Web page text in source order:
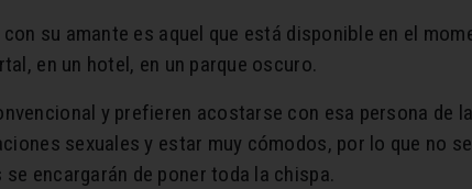
con su amante es aquel que está disponible en el
en un hotel, en un parque oscuro.
y prefieren acostarse con esa persona de
sexuales y estar muy cómodos, por lo que no
encargarán de poner toda la chispa.